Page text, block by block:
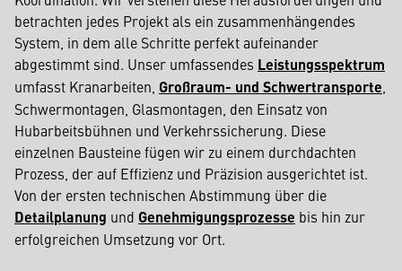
betrachten jedes Projekt als ein zusammenhängendes
System, in dem alle Schritte perfekt aufeinander
abgestimmt sind. Unser umfassendes Leistungsspektrum
umfasst Kranarbeiten, Großraum- und Schwertransporte
Schwermontagen, Glasmontagen, den Einsatz von
Hubarbeitsbühnen und Verkehrssicherung. Diese
einzelnen Bausteine fügen wir zu einem durchdachten
Prozess, der auf Effizienz und Präzision ausgerichtet ist.
Von der ersten technischen Abstimmung über die
Detailplanung und Genehmigungsprozesse bis hin zur
erfolgreichen Umsetzung vor Ort.